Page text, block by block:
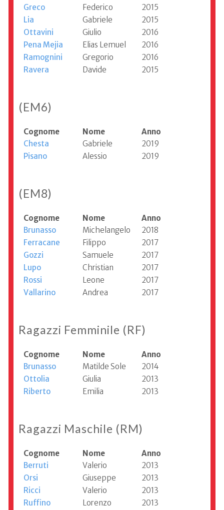
Greco Federico
2015
Lia
Gabriele
2015
Ottavini
Giulio
2016
Pena Mejia
Elias Lemuel
2016
Ramognini
Gregorio
2016
Ravera
Davide 2015
(EM6)
Cognome Nome
Anno
Chesta
Gabriele
2019
Pisano
Alessio 2019
(EM8)
Cognome Nome
Anno
Brunasso
Michelangelo
2018
Ferracane
Filippo
2017
Gozzi
Samuele
2017
Lupo
Christian
2017
Rossi
Leone
2017
Vallarino
Andrea 2017
Ragazzi Femminile (RF)
Cognome Nome
Anno
Brunasso
Matilde Sole
2014
Ottolia
Giulia
2013
Riberto
Emilia 2013
Ragazzi Maschile (RM)
Cognome Nome
Anno
Berruti
Valerio
2013
Orsi
Giuseppe
2013
Ricci
Valerio
2013
Ruffino
Lorenzo
2013